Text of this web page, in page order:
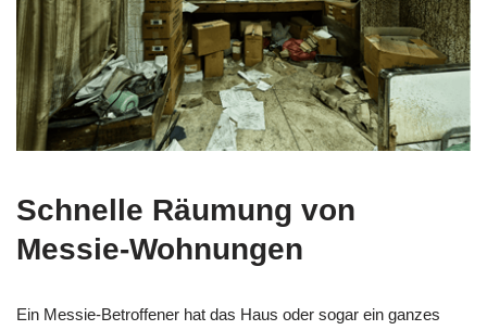
Schnelle Räumung von
Messie-Wohnungen
Ein Messie-Betroffener hat das Haus oder sogar ein ganzes